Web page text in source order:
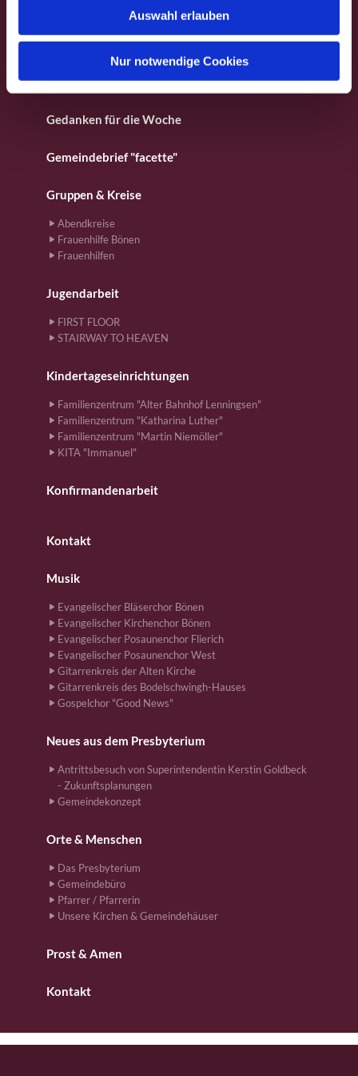
Auswahl erlauben
Nur notwendige Cookies
Für Kinder
Gebete
Gedanken für die Woche
Gemeindebrief "facette"
Gruppen & Kreise
Abendkreise
Frauenhilfe Bönen
Frauenhilfen
Jugendarbeit
FIRST FLOOR
STAIRWAY TO HEAVEN
Kindertageseinrichtungen
Familienzentrum "Alter Bahnhof Lenningsen"
Familienzentrum "Katharina Luther"
Familienzentrum "Martin Niemöller"
KITA "Immanuel"
Konfirmandenarbeit
Kontakt
Musik
Evangelischer Bläserchor Bönen
Evangelischer Kirchenchor Bönen
Evangelischer Posaunenchor Flierich
Evangelischer Posaunenchor West
Gitarrenkreis der Alten Kirche
Gitarrenkreis des Bodelschwingh-Hauses
Gospelchor "Good News"
Neues aus dem Presbyterium
Antrittsbesuch von Superintendentin Kerstin Goldbeck
- Zukunftsplanungen
Gemeindekonzept
Orte & Menschen
Das Presbyterium
Gemeindebüro
Pfarrer / Pfarrerin
Unsere Kirchen & Gemeindehäuser
Prost & Amen
Kontakt